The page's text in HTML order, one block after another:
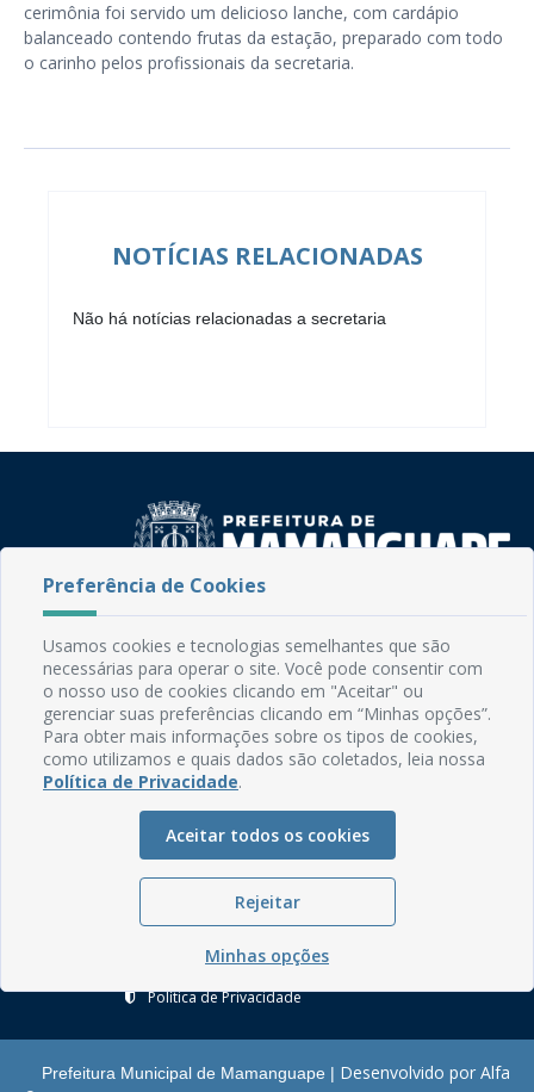
cerimônia foi servido um delicioso lanche, com cardápio
balanceado contendo frutas da estação, preparado com todo
o carinho pelos profissionais da secretaria.
NOTÍCIAS RELACIONADAS
Não há notícias relacionadas a secretaria
CEP: 58.280-000 - Mamanguape/PB
Fone: (83) 3292-2246
Email: comunicacao@mamanguape.pb.gov.br
Expediente: Segunda à Sexta, das 08h às 13h
Mapa do Site
Ouvidoria
Serviços Internos
Política de Privacidade
Prefeitura Municipal de Mamanguape | Desenvolvido por Alfa
Preferência de Cookies
Usamos cookies e tecnologias semelhantes que são
necessárias para operar o site. Você pode consentir com
o nosso uso de cookies clicando em "Aceitar" ou
gerenciar suas preferências clicando em “Minhas opções”.
Para obter mais informações sobre os tipos de cookies,
como utilizamos e quais dados são coletados, leia nossa
Política de Privacidade.
Aceitar todos os cookies
Rejeitar
Minhas opções